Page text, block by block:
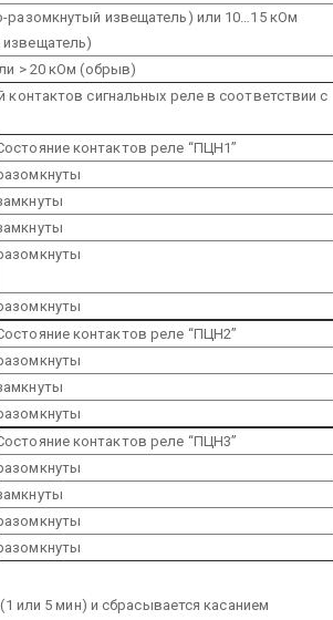
разомкнутый извещатель) или 10…15 кОм
> 20 кОм (обрыв)
сигнальных реле в соответствии с
контактов реле “ПЦН1”
контактов реле “ПЦН2”
контактов реле “ПЦН3”
или 5 мин) и сбрасывается касанием